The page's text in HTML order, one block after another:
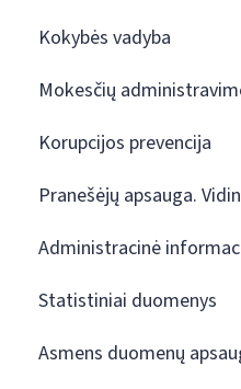
Kokybės vadyba
Mokesčių
Korupcijos prevencija
Pranešėjų apsauga.
Administracinė
Statistiniai duomenys
Asmens duomenų